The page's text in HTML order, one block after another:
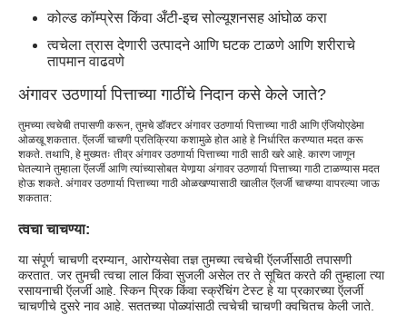
कोल्ड कॉम्प्रेस किंवा अँटी-इच सोल्यूशनसह आंघोळ करा
त्वचेला त्रास देणारी उत्पादने आणि घटक टाळणे आणि शरीराचे
तापमान वाढवणे
अंगावर उठणार्या पित्ताच्या गाठींचे निदान कसे केले जाते?
तुमच्या त्वचेची तपासणी करून, तुमचे डॉक्टर अंगावर उठणार्या पित्ताच्या गाठी आणि एंजियोएडेमा
ओळखू शकतात. ऍलर्जी चाचणी प्रतिक्रिया कशामुळे होत आहे हे निर्धारित करण्यात मदत करू
शकते. तथापि, हे मुख्यतः तीव्र अंगावर उठणार्या पित्ताच्या गाठी साठी खरे आहे. कारण जाणून
घेतल्याने तुम्हाला ऍलर्जी आणि त्यांच्यासोबत येणार्‍या अंगावर उठणार्या पित्ताच्या गाठी टाळण्यास मदत
होऊ शकते. अंगावर उठणार्या पित्ताच्या गाठी ओळखण्यासाठी खालील ऍलर्जी चाचण्या वापरल्या जाऊ
शकतात:
त्वचा चाचण्या:
या संपूर्ण चाचणी दरम्यान, आरोग्यसेवा तज्ञ तुमच्या त्वचेची ऍलर्जीसाठी तपासणी
करतात. जर तुमची त्वचा लाल किंवा सुजली असेल तर ते सूचित करते की तुम्हाला त्या
रसायनाची ऍलर्जी आहे. स्किन प्रिक किंवा स्क्रॅचिंग टेस्ट हे या प्रकारच्या ऍलर्जी
चाचणीचे दुसरे नाव आहे. सततच्या पोळ्यांसाठी त्वचेची चाचणी क्वचितच केली जाते.